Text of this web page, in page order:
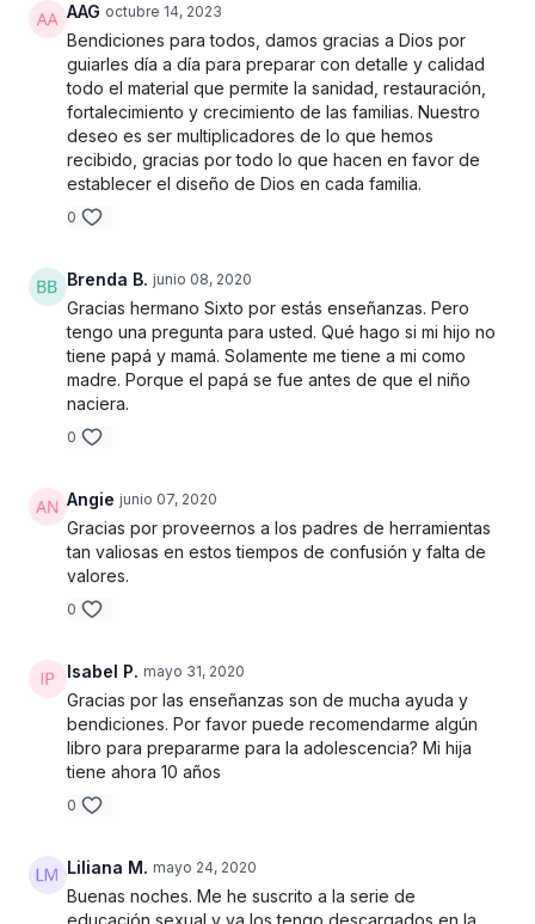
AAG octubre 14, 2023
Bendiciones para todos, damos gracias a Dios por
guiarles día a día para preparar con detalle y calidad
todo el material que permite la sanidad, restauración,
fortalecimiento y crecimiento de las familias. Nuestro
deseo es ser multiplicadores de lo que hemos
recibido, gracias por todo lo que hacen en favor de
establecer el diseño de Dios en cada familia.
0
Brenda B. junio 08, 2020
Gracias hermano Sixto por estás enseñanzas. Pero
tengo una pregunta para usted. Qué hago si mi hijo no
tiene papá y mamá. Solamente me tiene a mi como
madre. Porque el papá se fue antes de que el niño
naciera.
0
Angie junio 07, 2020
Gracias por proveernos a los padres de herramientas
tan valiosas en estos tiempos de confusión y falta de
valores.
0
Isabel P. mayo 31, 2020
Gracias por las enseñanzas son de mucha ayuda y
bendiciones. Por favor puede recomendarme algún
libro para prepararme para la adolescencia? Mi hija
tiene ahora 10 años
0
Liliana M. mayo 24, 2020
Buenas noches. Me he suscrito a la serie de